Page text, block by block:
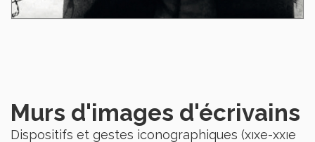
Murs d'images d'écrivains
Dispositifs et gestes iconographiques (xıxe-xxıe